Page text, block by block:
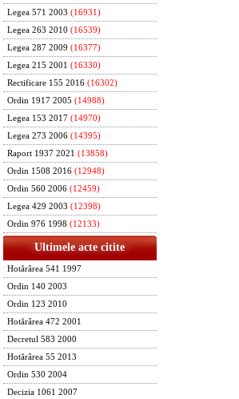
Legea 571 2003 (16931)
Legea 263 2010 (16539)
Legea 287 2009 (16377)
Legea 215 2001 (16330)
Rectificare 155 2016 (16302)
Ordin 1917 2005 (14988)
Legea 153 2017 (14970)
Legea 273 2006 (14395)
Raport 1937 2021 (13858)
Ordin 1508 2016 (12948)
Ordin 560 2006 (12459)
Legea 429 2003 (12398)
Ordin 976 1998 (12133)
Ultimele acte citite
Hotărârea 541 1997
Ordin 140 2003
Ordin 123 2010
Hotărârea 472 2001
Decretul 583 2000
Hotărârea 55 2013
Ordin 530 2004
Decizia 1061 2007